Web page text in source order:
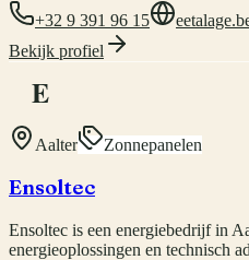
+32 9 391 96 15
Bekijk profiel
E
Aalter Zonnepanelen
Ensoltec
Ensoltec is een energiebedrijf in
energieoplossingen en technisch